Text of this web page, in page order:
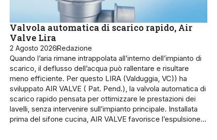
Valvola automatica di scarico rapido, Air
Valve Lira
2 Agosto 2026Redazione
Quando l’aria rimane intrappolata all’interno dell’impianto di
scarico, il deflusso dell’acqua può rallentare e risultare
meno efficiente. Per questo LIRA (Valduggia, VC)) ha
sviluppato AIR VALVE ( Pat. Pend.), la valvola automatica di
scarico rapido pensata per ottimizzare le prestazioni dei
lavelli, senza intervenire sull’impianto principale. Installata
prima del sifone cucina, AIR VALVE favorisce l’espulsione…